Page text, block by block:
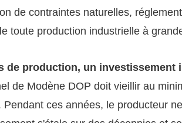
de contraintes naturelles,
toute production industrielle à
de production, un investissement
de Modène DOP doit vieillir au
Pendant ces années, le producteur